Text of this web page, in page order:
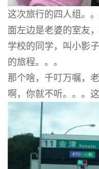
这次旅行的四人组。
面左边是老婆的室友
学校的同学，叫小影
的旅程。。。
那个啥，千叮万嘱，
啊，你就不听。。。